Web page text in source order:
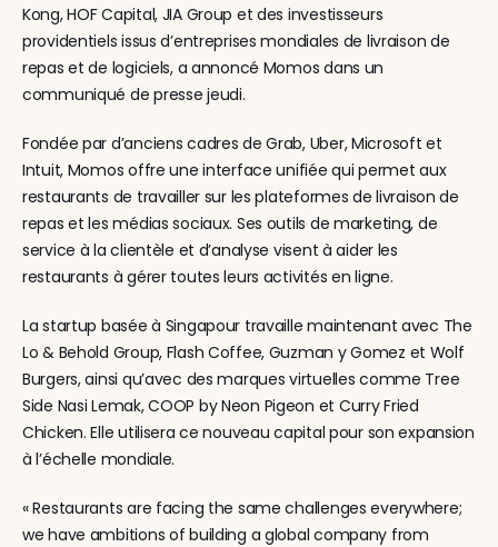
Kong, HOF Capital, JIA Group et des investisseurs
providentiels issus d’entreprises mondiales de livraison de
repas et de logiciels, a annoncé Momos dans un
communiqué de presse jeudi.
Fondée par d’anciens cadres de Grab, Uber, Microsoft et
Intuit, Momos offre une interface unifiée qui permet aux
restaurants de travailler sur les plateformes de livraison de
repas et les médias sociaux. Ses outils de marketing, de
service à la clientèle et d’analyse visent à aider les
restaurants à gérer toutes leurs activités en ligne.
La startup basée à Singapour travaille maintenant avec The
Lo & Behold Group, Flash Coffee, Guzman y Gomez et Wolf
Burgers, ainsi qu’avec des marques virtuelles comme Tree
Side Nasi Lemak, COOP by Neon Pigeon et Curry Fried
Chicken. Elle utilisera ce nouveau capital pour son expansion
à l’échelle mondiale.
« Restaurants are facing the same challenges everywhere;
we have ambitions of building a global company from